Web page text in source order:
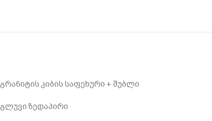
გრანიტის კიბის საფეხური + შუბლი
გლუვი ზედაპირი